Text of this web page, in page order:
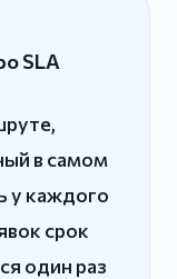
SLA
в самом
у каждого
срок
один раз